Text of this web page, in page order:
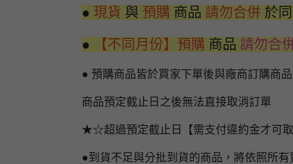
● 現貨 與 預購 商品 請勿合併 於
● 【不同月份】預購 商品 請勿合
● 預購商品皆於買家下單後與廠商訂購商
商品預定截止日之後無法直接取消訂單
★☆超過預定截止日【需支付違約金才可
●到貨不足與分批到貨的商品，將依照所